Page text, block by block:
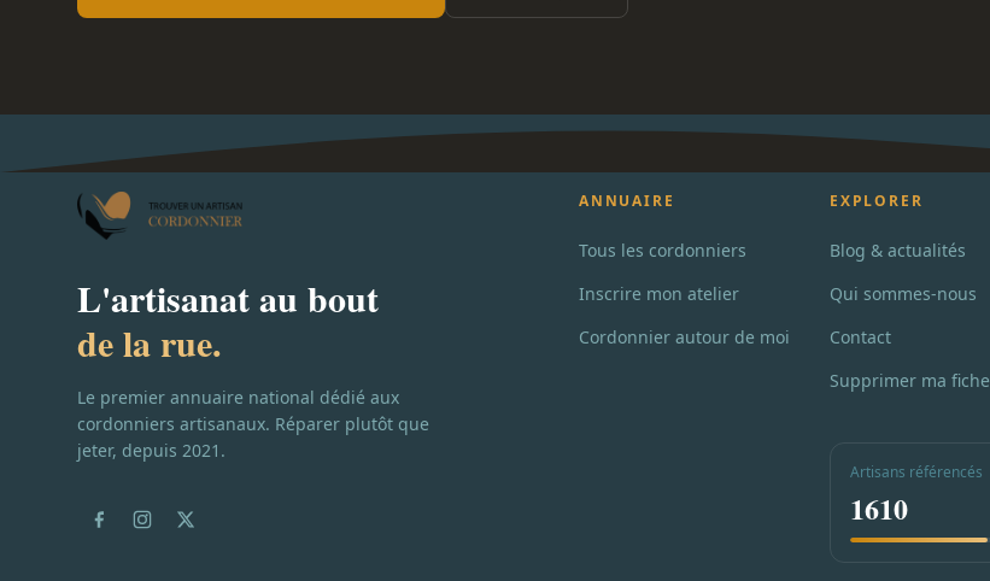
L'artisanat au bout
de la rue.
Le premier annuaire national dédié aux
cordonniers artisanaux. Réparer plutôt que
jeter, depuis 2021.
ANNUAIRE
Tous les cordonniers
Inscrire mon atelier
Cordonnier autour de moi
EXPLORER
Blog & actualités
Qui sommes-nous
Contact
Supprimer ma fiche
Artisans référencés
1610